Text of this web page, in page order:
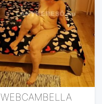
WEBCAMBELLA